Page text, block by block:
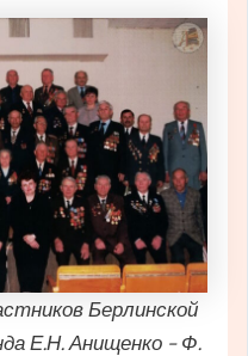
Берлинской
Е.Н. Анищенко – Ф.